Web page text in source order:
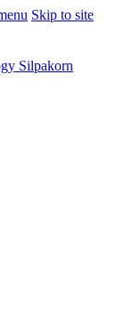
Skip to site
Silpakorn